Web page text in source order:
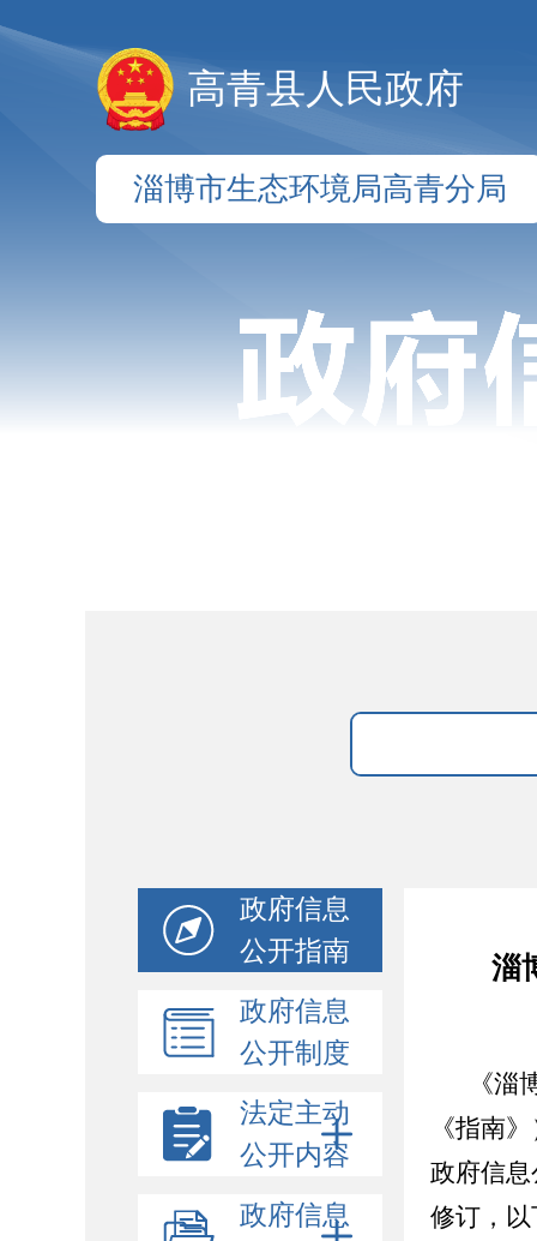
高青县人民政府
淄博市生态环境局高青分局
政府信息
公开指南
政府信息
公开制度
法定主动
公开内容
政府信息
淄
《
《指南
政府信
修订，